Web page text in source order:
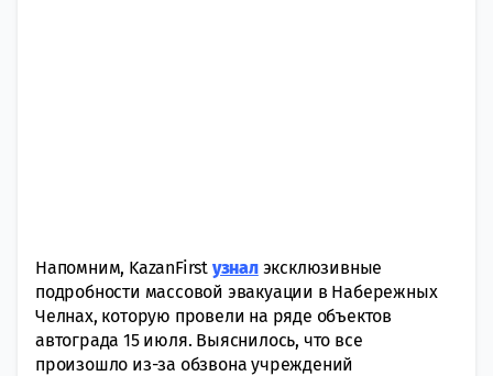
Напомним, KazanFirst узналэксклюзивные
подробности массовой эвакуации в Набережных
Челнах, которую провели на ряде объектов
автограда 15 июля. Выяснилось, что все
произошло из-за обзвона учреждений